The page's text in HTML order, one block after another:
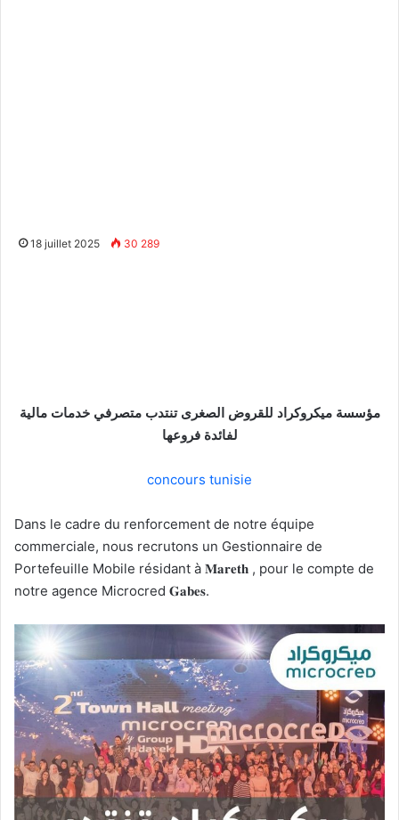
18 juillet 2025 30 289
مؤسسة ميكروكراد للقروض الصغرى تنتدب متصرفي خدمات مالية
لفائدة فروعها
concours tunisie
Dans le cadre du renforcement de notre équipe
commerciale, nous recrutons un Gestionnaire de
Portefeuille Mobile résidant à 𝐌𝐚𝐫𝐞𝐭𝐡 , pour le compte de
notre agence Microcred 𝐆𝐚𝐛𝐞𝐬.